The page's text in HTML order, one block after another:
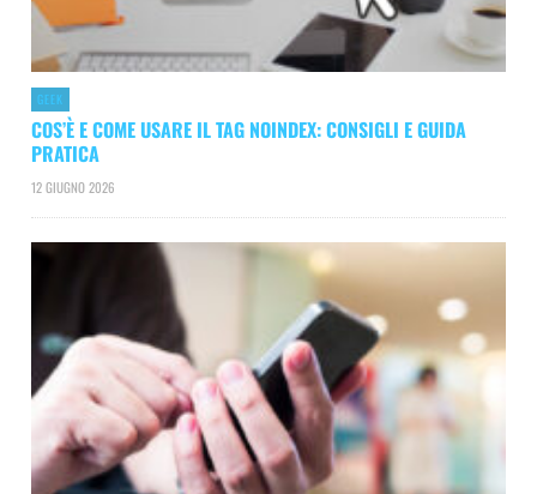
GEEK
COS’È E COME USARE IL TAG NOINDEX: CONSIGLI E GUIDA
PRATICA
12 GIUGNO 2026